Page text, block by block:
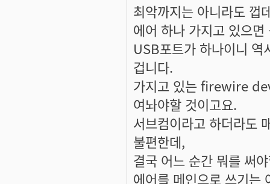
최악까지는 아니라도 껍
에어 하나 가지고 있으
USB포트가 하나이니
겁니다.
가지고 있는 firewire
여놔야할 것이고요.
서브컴이라고 하더라도
불편한데,
결국 어느 순간 뭐를 써
에어를 메인으로 쓰기는